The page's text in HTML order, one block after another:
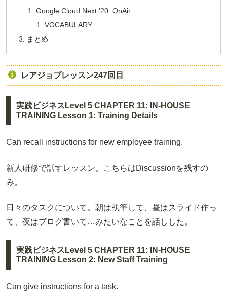
Google Cloud Next '20: OnAir
VOCABULARY
まとめ
レアジョブレッスン247回目
実践ビジネスLevel 5 CHAPTER 11: IN-HOUSE
TRAINING Lesson 1: Training Details
Can recall instructions for new employee training.
新人研修で話すレッスン。こちらはDiscussionを残すの
み。
日々のタスクについて。朝は執筆して、昼はスライド作っ
て、夜はブログ書いて…みたいなことを話しした。
実践ビジネスLevel 5 CHAPTER 11: IN-HOUSE
TRAINING Lesson 2: New Staff Training
Can give instructions for a task.